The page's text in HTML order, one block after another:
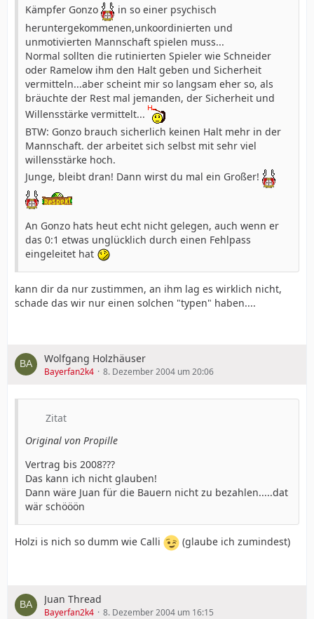
Kämpfer Gonzo
in so einer psychisch
heruntergekommenen,unkoordinierten und
unmotivierten Mannschaft spielen muss...
Normal sollten die rutinierten Spieler wie Schneider
oder Ramelow ihm den Halt geben und Sicherheit
vermitteln...aber scheint mir so langsam eher so, als
bräuchte der Rest mal jemanden, der Sicherheit und
Willensstärke vermittelt...
BTW: Gonzo brauch sicherlich keinen Halt mehr in der
Mannschaft. der arbeitet sich selbst mit sehr viel
willensstärke hoch.
Junge, bleibt dran! Dann wirst du mal ein Großer!
An Gonzo hats heut echt nicht gelegen, auch wenn er
das 0:1 etwas unglücklich durch einen Fehlpass
eingeleitet hat
kann dir da nur zustimmen, an ihm lag es wirklich nicht,
schade das wir nur einen solchen "typen" haben....
Wolfgang Holzhäuser
Bayerfan2k4 8. Dezember 2004 um 20:06
Zitat
Original von Propille
Vertrag bis 2008???
Das kann ich nicht glauben!
Dann wäre Juan für die Bauern nicht zu bezahlen.....dat
wär schööön
Holzi is nich so dumm wie Calli (glaube ich zumindest)
Juan Thread
Bayerfan2k4 8. Dezember 2004 um 16:15